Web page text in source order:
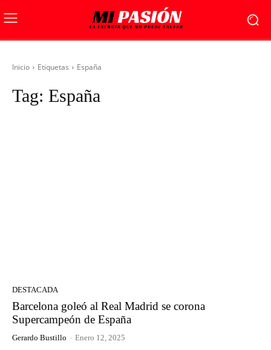
Inicio Etiquetas España
Tag: España
DESTACADA
Barcelona goleó al Real Madrid se corona
Supercampeón de España
Gerardo Bustillo - Enero 12, 2025